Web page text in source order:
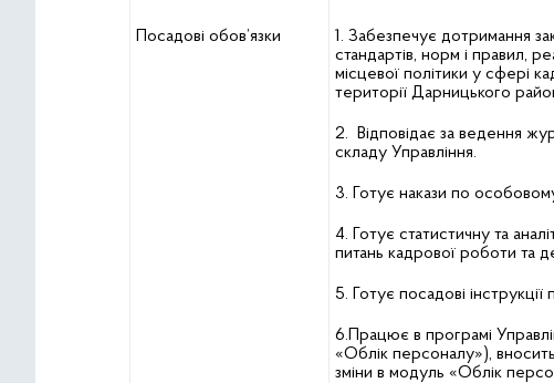
Посадові обов’язки
1. Забезпечує дотримання
стандартів, норм і правил,
місцевої політики у сфері
території Дарницького
2. Відповідає за ведення
складу Управління.
3. Готує накази по
4. Готує статистичну та
питань кадрової роботи та
5. Готує посадові інструкції
6.Працює в програмі
«Облік персоналу»),
зміни в модуль «Облік